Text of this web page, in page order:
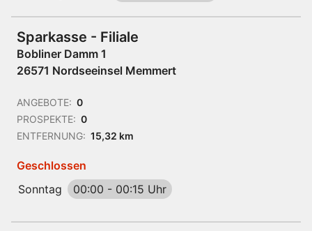
Sparkasse - Filiale
Bobliner Damm 1
26571 Nordseeinsel Memmert
ANGEBOTE: 0
PROSPEKTE: 0
ENTFERNUNG: 15,32 km
Geschlossen
Sonntag
00:00 - 00:15 Uhr